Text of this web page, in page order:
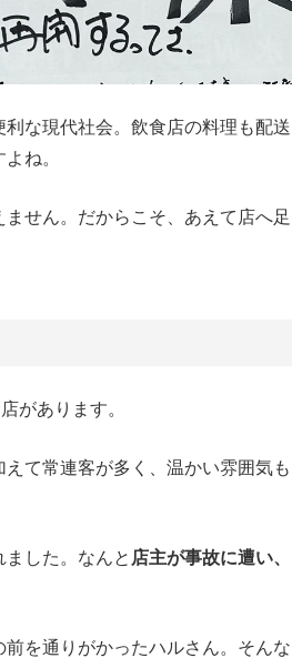
な現代社会。飲食店の料理も配送
ね。
せん。だからこそ、あえて店へ足
があります。
て常連客が多く、温かい雰囲気も
した。なんと 店主が事故に遭い、
を通りがかったハルさん。そんな